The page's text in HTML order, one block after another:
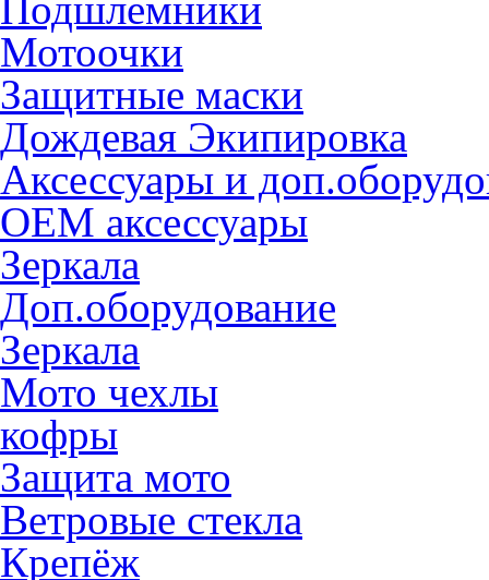
Мотоочки
Защитные маски
Дождевая Экипировка
Аксессуары и
OEM аксессуары
Зеркала
Доп.оборудование
Зеркала
Мото чехлы
кофры
Защита мото
Ветровые стекла
Крепёж